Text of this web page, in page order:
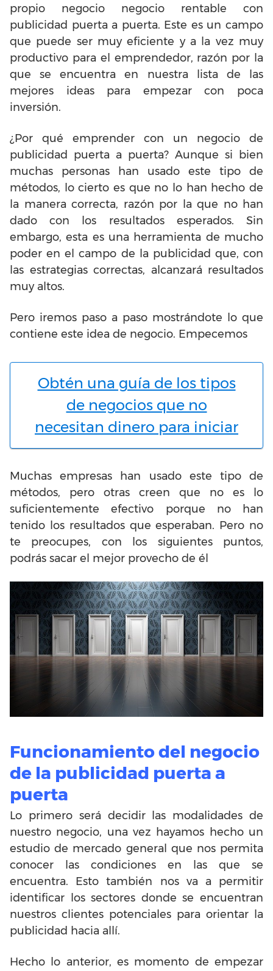
propio negocio negocio rentable con
publicidad puerta a puerta. Este es un campo
que puede ser muy eficiente y a la vez muy
productivo para el emprendedor, razón por la
que se encuentra en nuestra lista de las
mejores ideas para empezar con poca
inversión.
¿Por qué emprender con un negocio de
publicidad puerta a puerta? Aunque si bien
muchas personas han usado este tipo de
métodos, lo cierto es que no lo han hecho de
la manera correcta, razón por la que no han
dado con los resultados esperados. Sin
embargo, esta es una herramienta de mucho
poder en el campo de la publicidad que, con
las estrategias correctas, alcanzará resultados
muy altos.
Pero iremos paso a paso mostrándote lo que
contiene este idea de negocio. Empecemos
Obtén una guía de los tipos
de negocios que no
necesitan dinero para iniciar
Muchas empresas han usado este tipo de
métodos, pero otras creen que no es lo
suficientemente efectivo porque no han
tenido los resultados que esperaban. Pero no
te preocupes, con los siguientes puntos,
podrás sacar el mejor provecho de él
Funcionamiento del negocio
de la publicidad puerta a
puerta
Lo primero será decidir las modalidades de
nuestro negocio, una vez hayamos hecho un
estudio de mercado general que nos permita
conocer las condiciones en las que se
encuentra. Esto también nos va a permitir
identificar los sectores donde se encuentran
nuestros clientes potenciales para orientar la
publicidad hacia allí.
Hecho lo anterior, es momento de empezar